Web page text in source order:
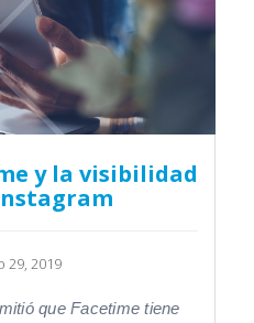
y la visibilidad
29, 2019
que Facetime tiene